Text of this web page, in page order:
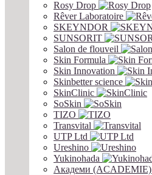
Rosy Drop
Rêver Laboratoire
SKEYNDOR
SUNSORIT
Salon de flouveil
Skin Formula
Skin Innovation
Skinbetter science
SkinСlinic
SoSkin
TIZO
Transvital
UTP Ltd
Ureshino
Yukinohada
Академи (ACADEMIE)